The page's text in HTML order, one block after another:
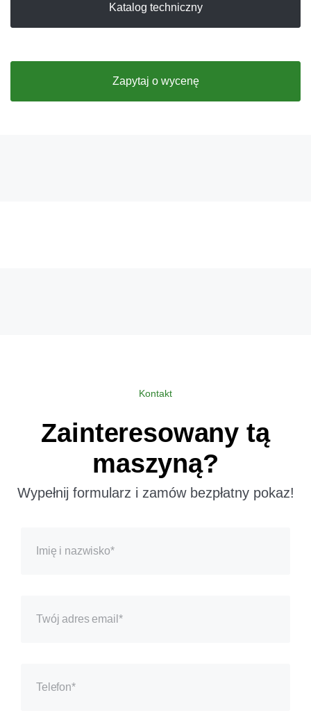
Katalog techniczny
Zapytaj o wycenę
Kontakt
Zainteresowany tą
maszyną?
Wypełnij formularz i zamów bezpłatny pokaz!